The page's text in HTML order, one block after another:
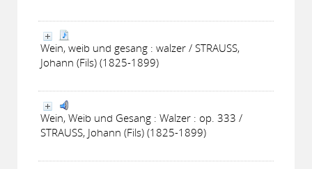
Wein, weib und gesang : walzer / STRAUSS,
Johann (Fils) (1825-1899)
Wein, Weib und Gesang : Walzer : op. 333 /
STRAUSS, Johann (Fils) (1825-1899)